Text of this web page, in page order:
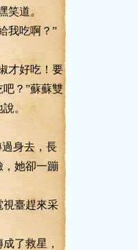
笑道。
吃啊？”
好吃！要
？”蘇蘇雙
。
身去，長
，她卻一蹦
臺趕來采
了救星，